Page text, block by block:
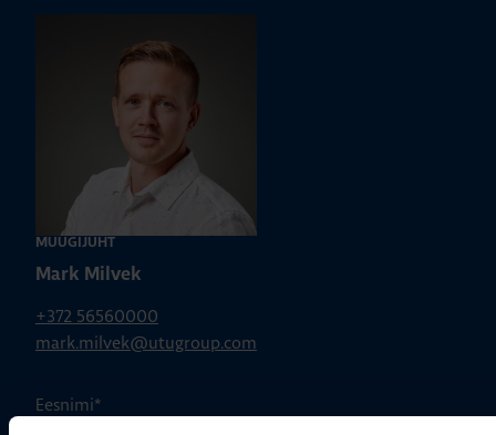
MÜÜGIJUHT
Mark Milvek
+372 56560000
mark.milvek@utugroup.com
Eesnimi*